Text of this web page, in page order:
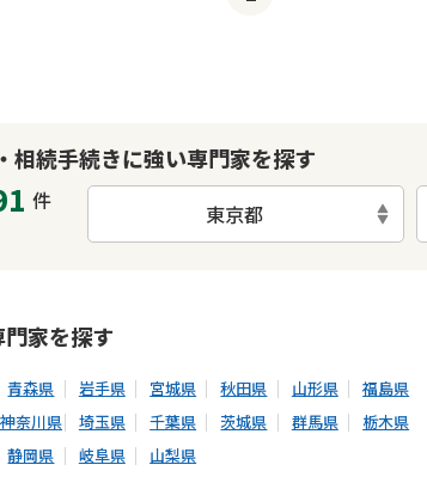
相続手続きに強い専門家を探す
件 東京都
門家を探す
青森県 岩手県 宮城県 秋田県 山形県
福島県
神奈川県 埼玉県 千葉県 茨城県 群馬県
栃木県
静岡県 岐阜県 山梨県